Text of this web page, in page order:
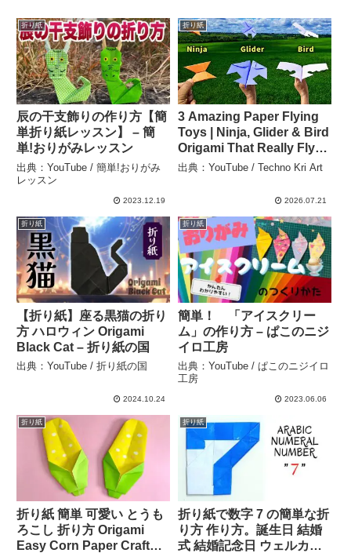
折り紙
辰の干支飾りの作り方【簡
単折り紙レッスン】 – 簡
単!おりがみレッスン
出典：YouTube / 簡単!おりがみ
レッスン
2023.12.19
折り紙
3 Amazing Paper Flying
Toys | Ninja, Glider & Bird
Origami That Really Fly!
✈️🦅 – Techno Kri Art
出典：YouTube / Techno Kri Art
2026.07.21
折り紙
【折り紙】座る黒猫の折り
方 ハロウィン Origami
Black Cat – 折り紙の国
出典：YouTube / 折り紙の国
2024.10.24
折り紙
簡単！ 「アイスクリー
ム」の作り方 – ぱこのニジ
イロ工房
出典：YouTube / ぱこのニジイロ
工房
2023.06.06
折り紙
折り紙 簡単 可愛い とうも
ろこし 折り方 Origami
Easy Corn Paper Craft
折り紙
折り紙で数字 7 の簡単な折
り方 作り方。誕生日 結婚
式 結婚記念日 ウェルカム